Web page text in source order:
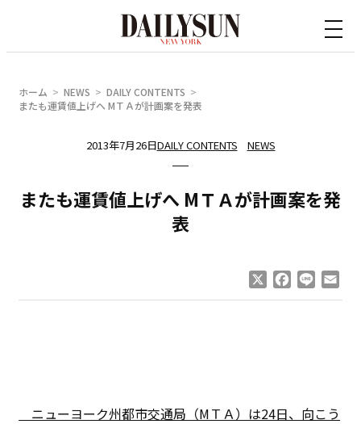
ホーム NEWS
DAILY CONTENTS
またも運賃値上げへ MＴＡが計画案を発表
2013年7月26日DAILY CONTENTS NEWS
またも運賃値上げへ MＴＡが計画案を発
表
Facebook
Line
ニューヨーク州都市交通局（MＴＡ）は24日、向こう